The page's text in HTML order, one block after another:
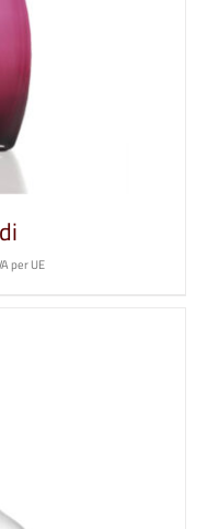
per UE